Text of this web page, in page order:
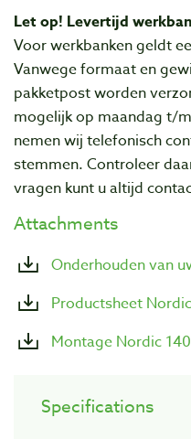
Let op! Levertijd
Voor werkbanken geldt
Vanwege formaat en
pakketpost worden
mogelijk op maandag t/
nemen wij telefonisch
stemmen. Controleer
vragen kunt u altijd
Attachments
Onderhouden van
Productsheet
Montage Nordic
Specifications